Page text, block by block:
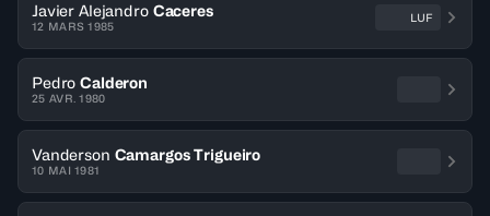
Javier Alejandro Caceres
12 MARS 1985
LUF
Pedro Calderon
25 AVR. 1980
Vanderson Camargos Trigueiro
10 MAI 1981